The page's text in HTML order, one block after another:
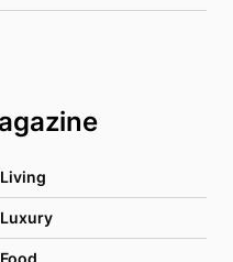
Living
Luxury
Food